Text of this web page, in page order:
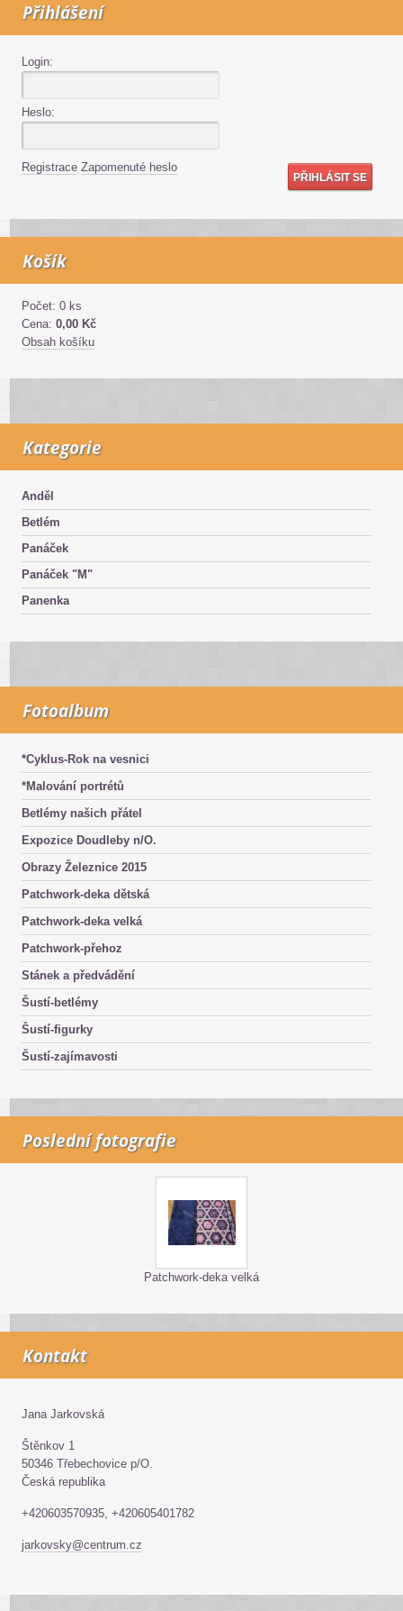
Přihlášení
Login:
Heslo:
Registrace Zapomenuté heslo
Košík
Počet: 0 ks
Cena: 0,00 Kč
Obsah košíku
Kategorie
Anděl
Betlém
Panáček
Panáček "M"
Panenka
Fotoalbum
*Cyklus-Rok na vesnici
*Malování portrétů
Betlémy našich přátel
Expozice Doudleby n/O.
Obrazy Železnice 2015
Patchwork-deka dětská
Patchwork-deka velká
Patchwork-přehoz
Stánek a předvádění
Šustí-betlémy
Šustí-figurky
Šustí-zajímavosti
Poslední fotografie
Patchwork-deka velká
Kontakt
Jana Jarkovská
Štěnkov 1
50346 Třebechovice p/O.
Česká republika
+420603570935, +420605401782
jarkovsky@centrum.cz